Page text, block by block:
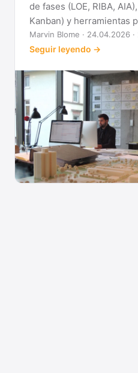
de fases (LOE, RIBA,
Kanban) y herramientas
previsibles.
Marvin Blome · 24.04.2026
Seguir leyendo →